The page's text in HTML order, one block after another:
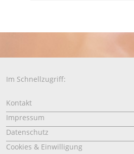
Im Schnellzugriff:
Kontakt
Impressum
Datenschutz
Cookies & Einwilligung